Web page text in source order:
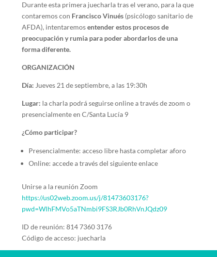
Durante esta primera juecharla tras el verano, para la que
contaremos con Francisco Vinués(psicólogo sanitario de
AFDA), intentaremosentender estos procesos de
preocupación y rumia para poder abordarlos de una
forma diferente.
ORGANIZACIÓN
Día: Jueves 21 de septiembre, a las 19:30h
Lugar: la charla podrá seguirse online a través de zoom o
presencialmente en C/Santa Lucía 9
¿Cómo participar?
Presencialmente: acceso libre hasta completar aforo
Online: accede a través del siguiente enlace
Unirse a la reunión Zoom
https://us02web.zoom.us/j/81473603176?
pwd=WlhFMVo5aTNmbi9FS3RJb0RhVnJQdz09
ID de reunión: 814 7360 3176
Código de acceso: juecharla